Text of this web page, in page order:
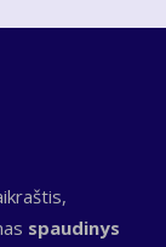
spaudinys